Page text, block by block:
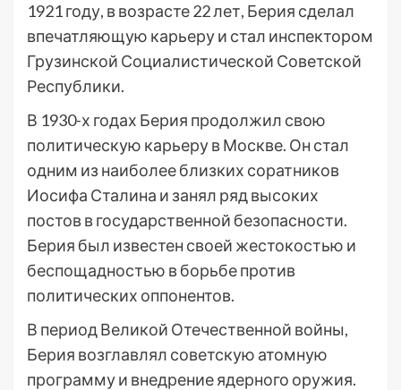
1921 году, в возрасте 22 лет, Берия сделал
впечатляющую карьеру и стал инспектором
Грузинской Социалистической Советской
Республики.
В 1930-х годах Берия продолжил свою
политическую карьеру в Москве. Он стал
одним из наиболее близких соратников
Иосифа Сталина и занял ряд высоких
постов в государственной безопасности.
Берия был известен своей жестокостью и
беспощадностью в борьбе против
политических оппонентов.
В период Великой Отечественной войны,
Берия возглавлял советскую атомную
программу и внедрение ядерного оружия.